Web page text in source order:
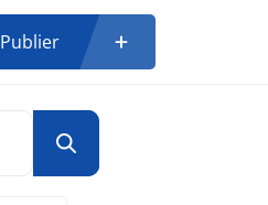
Publier